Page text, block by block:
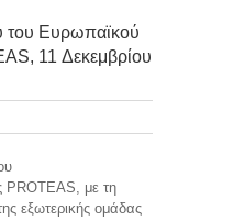
του Ευρωπαϊκού
11 Δεκεμβρίου
PROTEAS, με τη
εξωτερικής ομάδας